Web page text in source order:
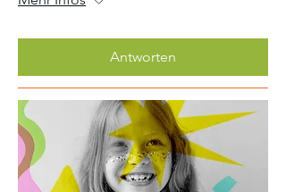
Antworten